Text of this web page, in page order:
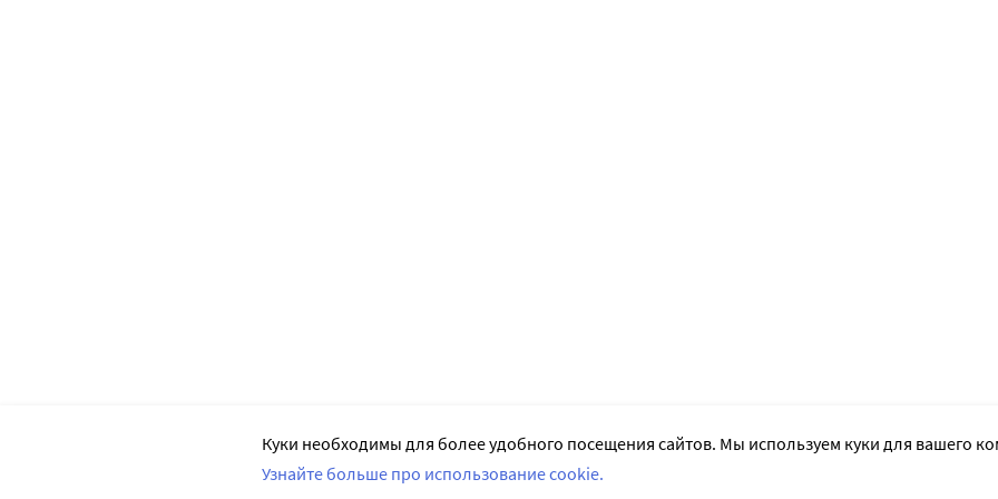
Куки необходимы для более удобного посещения сайтов. Мы используем куки для вашего
Узнайте больше про использование cookie.